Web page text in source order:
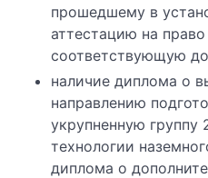
прошедшему в
аттестацию на
соответствующую
наличие диплома о
направлению
укрупненную группу
технологии
диплома о